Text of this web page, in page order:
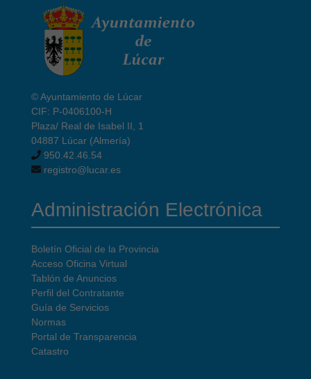
© Ayuntamiento de Lúcar
CIF: P-0406100-H
Plaza/ Real de Isabel II, 1
04887 Lúcar (Almería)
950.42.46.54
registro@lucar.es
Administración Electrónica
Boletín Oficial de la Provincia
Acceso Oficina Virtual
Tablón de Anuncios
Perfil del Contratante
Guía de Servicios
Normas
Portal de Transparencia
Catastro